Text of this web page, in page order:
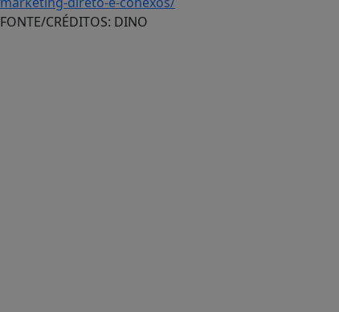
FONTE/CRÉDITOS: DINO